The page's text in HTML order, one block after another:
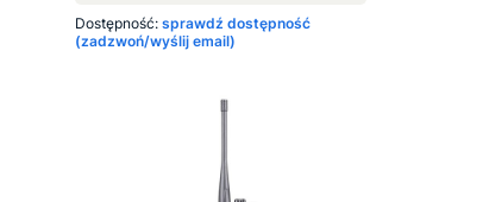
Dostępność: sprawdź dostępność
(zadzwoń/wyślij email)